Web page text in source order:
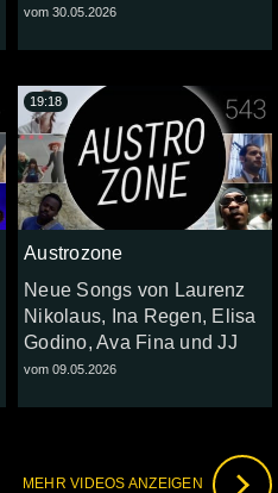
vom 30.05.2026
Austrozone
Neue Songs von Laurenz
Nikolaus, Ina Regen, Elisa
Godino, Ava Fina und JJ
vom 09.05.2026
19:18
MEHR VIDEOS ANZEIGEN